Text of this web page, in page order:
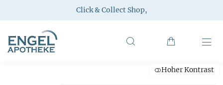
Click & Collect Shop,
Hoher Kontrast